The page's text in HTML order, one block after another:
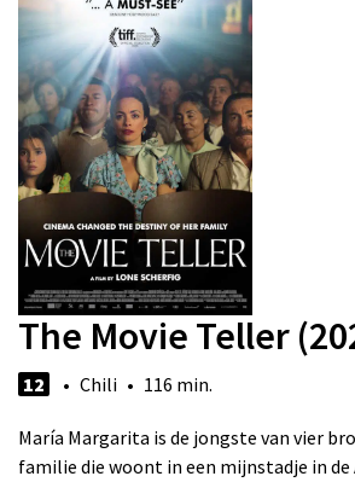
The Movie Teller
12 • Chili • 116 min.
María Margarita is de jongste van vier
familie die woont in een mijnstadje in